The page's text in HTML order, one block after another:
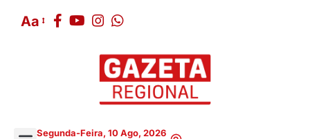
Aa
Segunda-Feira, 10 Ago, 2026